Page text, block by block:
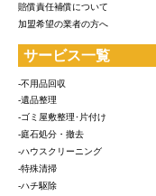
賠償責任補償について
加盟希望の業者の方へ
サービス一覧
-不用品回収
-遺品整理
-ゴミ屋敷整理･片付け
-庭石処分・撤去
-ハウスクリーニング
-特殊清掃
-ハチ駆除